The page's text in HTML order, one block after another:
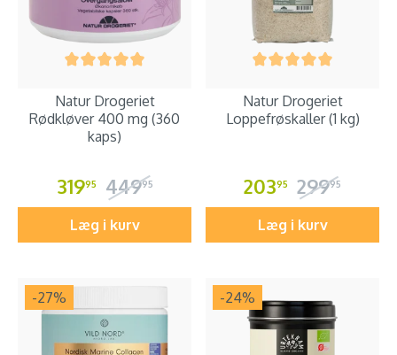
Natur Drogeriet
Rødkløver 400 mg (360
kaps)
31995 44995
Læg i kurv
Natur Drogeriet
Loppefrøskaller (1 kg)
20395 29995
Læg i kurv
-27% -24%